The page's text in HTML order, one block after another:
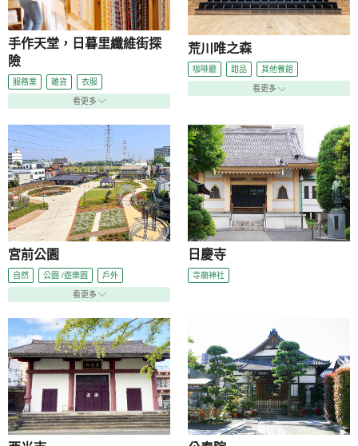
手作天堂，日暮里纖維街探
險
服務業 雜貨 衣服
看更多
荒川唯之森
咖啡廳 甜品 其他餐館
看更多
宮前公園
自然 公園 /遊樂園 戶外
看更多
日慶寺
寺廟神社